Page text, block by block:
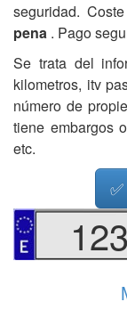
seguridad.
pena . Pago
Se trata del
kilometros, itv
número de
tiene embargos
etc.